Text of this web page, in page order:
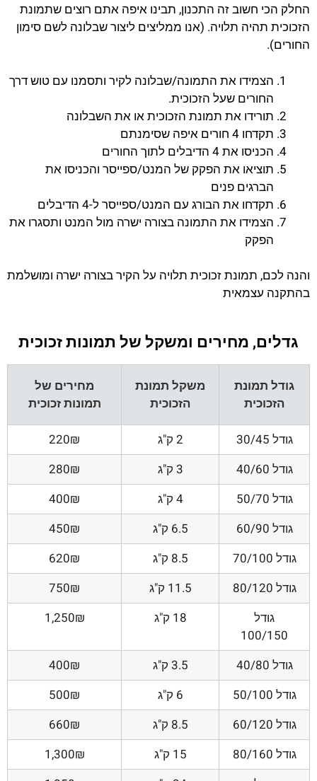
החלק הכי חשוב זה התכנון, תבינו איפה אתם רוצים שתמונת
הזכוכית תהיה תלויה. (אנו ממליצים ליצור שבלונה לשם סימון
החורים).
הצמידו את התמונה/שבלונה לקיר ותסמנו עם טוש דרך
החורים שעל הזכוכית.
תורידו את תמונת הזכוכית או את השבלונה
תקדחו 4 חורים איפה שסימנתם
הכניסו את 4 הדיבלים לתוך החורים
תוציאו את הפקק של המנט/ספייסר והכניסו את
הברגים פנים
תקדחו את הבורג עם המנט/ספייסר ל-4 הדיבלים
הצמידו את התמונה בצורה ישרה מול המנט ותסגרו את
הפקק
והנה לכם, תמונת זכוכית תלויה על הקיר בצורה ישרה ומושלמת
בהתקנה עצמאית
גדלים, מחירים ומשקל של תמונות זכוכית
גודל תמונת
הזכוכית
משקל תמונת
הזכוכית
מחירים של
תמונות זכוכית
גודל 30/45 2 ק"ג
220₪
גודל 40/60
3 ק"ג
280₪
גודל 50/70
4 ק"ג
400₪
גודל 60/90
6.5 ק"ג
450₪
גודל 70/100
8.5 ק"ג
620₪
גודל 80/120
11.5 ק"ג
750₪
גודל
100/150
18 ק"ג 1,250₪
גודל 40/80 3.5 ק"ג
400₪
גודל 50/100
6 ק"ג
500₪
גודל 60/120
8.5 ק"ג
660₪
גודל 80/160
15 ק"ג
1,300₪